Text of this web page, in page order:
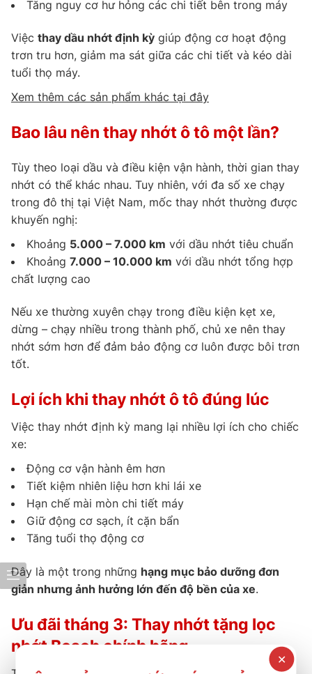
Tăng nguy cơ hư hỏng các chi tiết bên trong máy
Việc thay dầu nhớt định kỳ giúp động cơ hoạt động
trơn tru hơn, giảm ma sát giữa các chi tiết và kéo dài
tuổi thọ máy.
Xem thêm các sản phẩm khác tại đây
Bao lâu nên thay nhớt ô tô một lần?
Tùy theo loại dầu và điều kiện vận hành, thời gian thay
nhớt có thể khác nhau. Tuy nhiên, với đa số xe chạy
trong đô thị tại Việt Nam, mốc thay nhớt thường được
khuyến nghị:
Khoảng 5.000 – 7.000 km với dầu nhớt tiêu chuẩn
Khoảng 7.000 – 10.000 km với dầu nhớt tổng hợp
chất lượng cao
Nếu xe thường xuyên chạy trong điều kiện kẹt xe,
dừng – chạy nhiều trong thành phố, chủ xe nên thay
nhớt sớm hơn để đảm bảo động cơ luôn được bôi trơn
tốt.
Lợi ích khi thay nhớt ô tô đúng lúc
Việc thay nhớt định kỳ mang lại nhiều lợi ích cho chiếc
xe:
Động cơ vận hành êm hơn
Tiết kiệm nhiên liệu hơn khi lái xe
Hạn chế mài mòn chi tiết máy
Giữ động cơ sạch, ít cặn bẩn
Tăng tuổi thọ động cơ
Đây là một trong những hạng mục bảo dưỡng đơn
giản nhưng ảnh hưởng lớn đến độ bền của xe.
Ưu đãi tháng 3: Thay nhớt tặng lọc
nhớt Bosch chính hãng
✕